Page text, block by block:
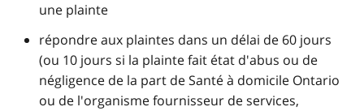
une plainte
répondre aux plaintes dans un délai de 60 jours
(ou 10 jours si la plainte fait état d'abus ou de
négligence de la part de Santé à domicile Ontario
ou de l'organisme fournisseur de services,